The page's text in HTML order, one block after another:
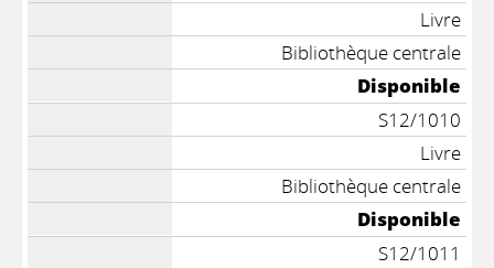
Livre
Bibliothèque centrale
Disponible
S12/1010
Livre
Bibliothèque centrale
Disponible
S12/1011